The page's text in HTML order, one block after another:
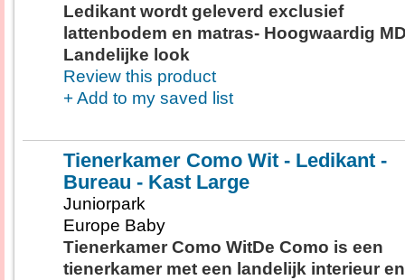
Ledikant wordt geleverd exclusief
lattenbodem en matras- Hoogwaardig
Landelijke look
Review this product
+ Add to my saved list
Tienerkamer Como Wit - Ledikant -
Bureau - Kast Large
Juniorpark
Europe Baby
Tienerkamer Como WitDe Como is een
tienerkamer met een landelijk interieur en